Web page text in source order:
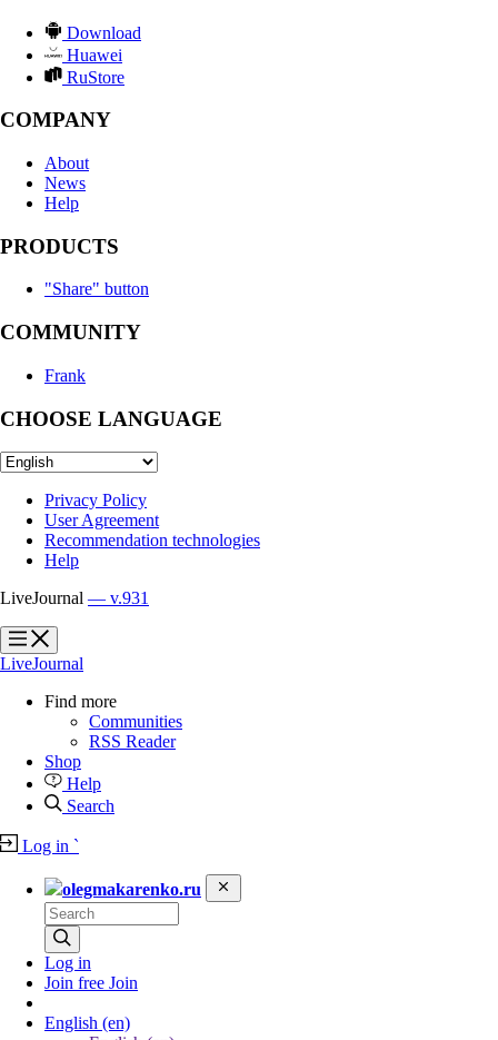
Download
Huawei
RuStore
COMPANY
About
News
Help
PRODUCTS
"Share" button
COMMUNITY
Frank
CHOOSE LANGUAGE
Privacy Policy
User Agreement
Recommendation technologies
Help
LiveJournal — v.931
?
?
LiveJournal
Find more
Communities
RSS Reader
Shop
Help
Search
Log in `
olegmakarenko.ru
Log in
Join free Join
English (en)